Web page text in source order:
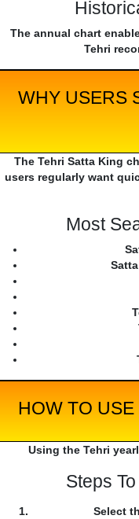
The annual chart
Tehri
WHY USERS
The Tehri Satta King
users regularly want
Most
HOW TO
Using the Tehri
Steps
Select